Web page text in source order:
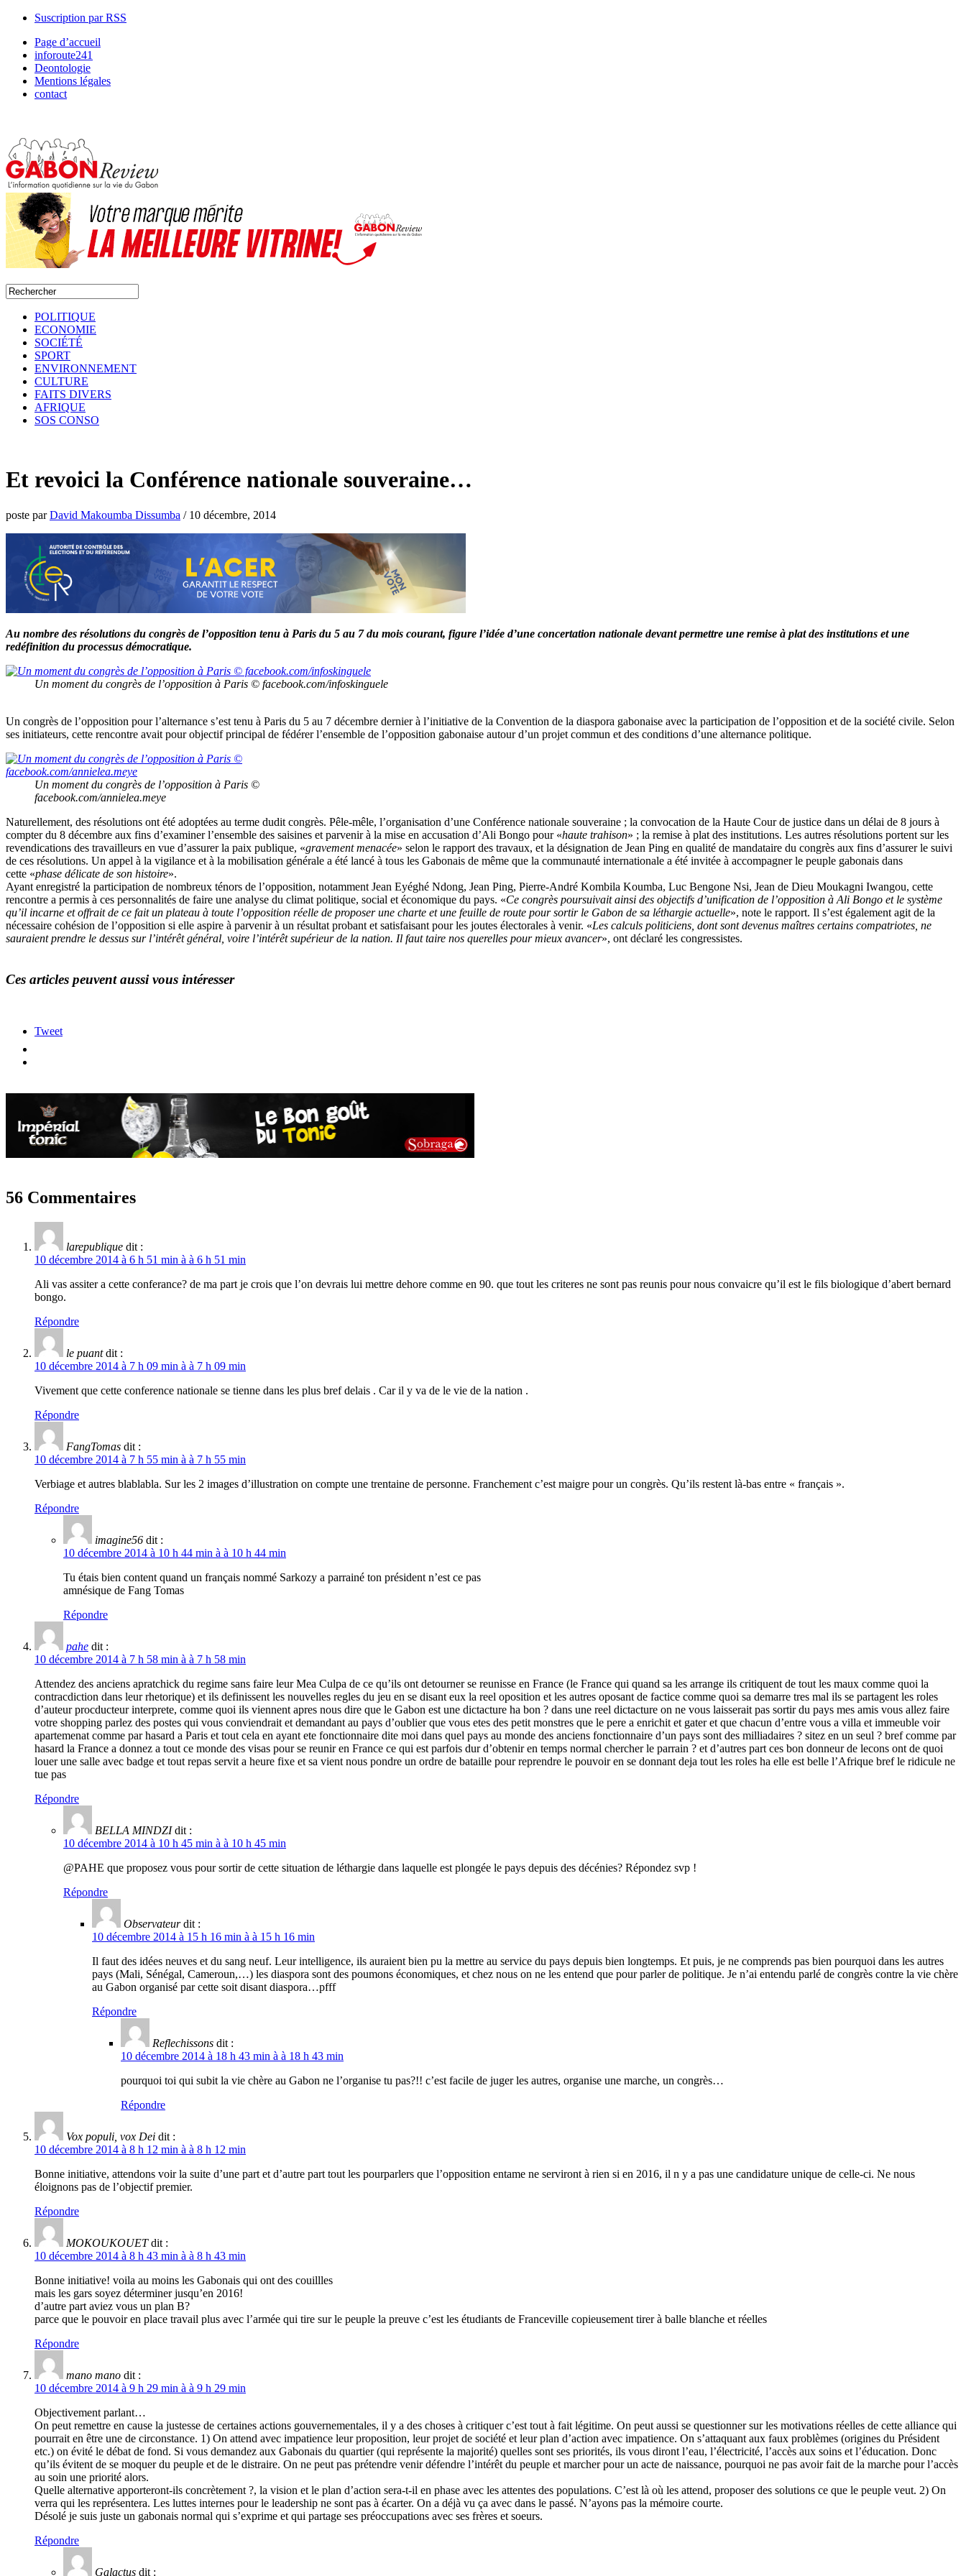
Suscription par RSS
Page d’accueil
inforoute241
Deontologie
Mentions légales
contact
POLITIQUE
ECONOMIE
SOCIÉTÉ
SPORT
ENVIRONNEMENT
CULTURE
FAITS DIVERS
AFRIQUE
SOS CONSO
Et revoici la Conférence nationale souveraine…
poste parDavid Makoumba Dissumba / 10 décembre, 2014
Au nombre des résolutions du congrès de l’opposition tenu à Paris du 5 au 7 du mois courant, figure l’idée d’une concertation nationale devant permettre une remise à plat des institutions et une
redéfinition du processus démocratique.
Un moment du congrès de l’opposition à Paris © facebook.com/infoskinguele
Un congrès de l’opposition pour l’alternance s’est tenu à Paris du 5 au 7 décembre dernier à l’initiative de la Convention de la diaspora gabonaise avec la participation de l’opposition et de la société civile. Selon
ses initiateurs, cette rencontre avait pour objectif principal de fédérer l’ensemble de l’opposition gabonaise autour d’un projet commun et des conditions d’une alternance politique.
Un moment du congrès de l’opposition à Paris ©
facebook.com/annielea.meye
Naturellement, des résolutions ont été adoptées au terme dudit congrès. Pêle-mêle, l’organisation d’une Conférence nationale souveraine ; la convocation de la Haute Cour de justice dans un délai de 8 jours à
compter du 8 décembre aux fins d’examiner l’ensemble des saisines et parvenir à la mise en accusation d’Ali Bongo pour «haute trahison» ; la remise à plat des institutions. Les autres résolutions portent sur les
revendications des travailleurs en vue d’assurer la paix publique, «gravement menacée» selon le rapport des travaux, et la désignation de Jean Ping en qualité de mandataire du congrès aux fins d’assurer le suivi
de ces résolutions. Un appel à la vigilance et à la mobilisation générale a été lancé à tous les Gabonais de même que la communauté internationale a été invitée à accompagner le peuple gabonais dans
cette «phase délicate de son histoire».
Ayant enregistré la participation de nombreux ténors de l’opposition, notamment Jean Eyéghé Ndong, Jean Ping, Pierre-André Kombila Koumba, Luc Bengone Nsi, Jean de Dieu Moukagni Iwangou, cette
rencontre a permis à ces personnalités de faire une analyse du climat politique, social et économique du pays. «Ce congrès poursuivait ainsi des objectifs d’unification de l’opposition à Ali Bongo et le système
qu’il incarne et offrait de ce fait un plateau à toute l’opposition réelle de proposer une charte et une feuille de route pour sortir le Gabon de sa léthargie actuelle», note le rapport. Il s’est également agit de la
nécessaire cohésion de l’opposition si elle aspire à parvenir à un résultat probant et satisfaisant pour les joutes électorales à venir. «Les calculs politiciens, dont sont devenus maîtres certains compatriotes, ne
sauraient prendre le dessus sur l’intérêt général, voire l’intérêt supérieur de la nation. Il faut taire nos querelles pour mieux avancer», ont déclaré les congressistes.
Ces articles peuvent aussi vous intéresser
Tweet
56 Commentaires
larepublique dit :
10 décembre 2014 à 6 h 51 min à à 6 h 51 min
Ali vas assiter a cette conferance? de ma part je crois que l’on devrais lui mettre dehore comme en 90. que tout les criteres ne sont pas reunis pour nous convaicre qu’il est le fils biologique d’abert bernard
bongo.
Répondre
le puant dit :
10 décembre 2014 à 7 h 09 min à à 7 h 09 min
Vivement que cette conference nationale se tienne dans les plus bref delais . Car il y va de le vie de la nation .
Répondre
FangTomas dit :
10 décembre 2014 à 7 h 55 min à à 7 h 55 min
Verbiage et autres blablabla. Sur les 2 images d’illustration on compte une trentaine de personne. Franchement c’est maigre pour un congrès. Qu’ils restent là-bas entre « français ».
Répondre
imagine56 dit :
10 décembre 2014 à 10 h 44 min à à 10 h 44 min
Tu étais bien content quand un français nommé Sarkozy a parrainé ton président n’est ce pas
amnésique de Fang Tomas
Répondre
pahe dit :
10 décembre 2014 à 7 h 58 min à à 7 h 58 min
Attendez des anciens apratchick du regime sans faire leur Mea Culpa de ce qu’ils ont detourner se reunisse en France (le France qui quand sa les arrange ils critiquent de tout les maux comme quoi la
contracdiction dans leur rhetorique) et ils definissent les nouvelles regles du jeu en se disant eux la reel oposition et les autres oposant de factice comme quoi sa demarre tres mal ils se partagent les roles
d’auteur procducteur interprete, comme quoi ils viennent apres nous dire que le Gabon est une dictacture ha bon ? dans une reel dictacture on ne vous laisserait pas sortir du pays mes amis vous allez faire
votre shopping parlez des postes qui vous conviendrait et demandant au pays d’oublier que vous etes des petit monstres que le pere a enrichit et gater et que chacun d’entre vous a villa et immeuble voir
apartemenat comme par hasard a Paris et tout cela en ayant ete fonctionnaire dite moi dans quel pays au monde des anciens fonctionnaire d’un pays sont des milliadaires ? sitez en un seul ? bref comme par
hasard la France a donnez a tout ce monde des visas pour se reunir en France ce qui est parfois dur d’obtenir en temps normal chercher le parrain ? et d’autres part ces bon donneur de lecons ont de quoi
louer une salle avec badge et tout repas servit a heure fixe et sa vient nous pondre un ordre de bataille pour reprendre le pouvoir en se donnant deja tout les roles ha elle est belle l’Afrique bref le ridicule ne
tue pas
Répondre
BELLA MINDZI dit :
10 décembre 2014 à 10 h 45 min à à 10 h 45 min
@PAHE que proposez vous pour sortir de cette situation de léthargie dans laquelle est plongée le pays depuis des décénies? Répondez svp !
Répondre
Observateur dit :
10 décembre 2014 à 15 h 16 min à à 15 h 16 min
Il faut des idées neuves et du sang neuf. Leur intelligence, ils auraient bien pu la mettre au service du pays depuis bien longtemps. Et puis, je ne comprends pas bien pourquoi dans les autres
pays (Mali, Sénégal, Cameroun,…) les diaspora sont des poumons économiques, et chez nous on ne les entend que pour parler de politique. Je n’ai entendu parlé de congrès contre la vie chère
au Gabon organisé par cette soit disant diaspora…pfff
Répondre
Reflechissons dit :
10 décembre 2014 à 18 h 43 min à à 18 h 43 min
pourquoi toi qui subit la vie chère au Gabon ne l’organise tu pas?!! c’est facile de juger les autres, organise une marche, un congrès…
Répondre
Vox populi, vox Dei dit :
10 décembre 2014 à 8 h 12 min à à 8 h 12 min
Bonne initiative, attendons voir la suite d’une part et d’autre part tout les pourparlers que l’opposition entame ne serviront à rien si en 2016, il n y a pas une candidature unique de celle-ci. Ne nous
éloignons pas de l’objectif premier.
Répondre
MOKOUKOUET dit :
10 décembre 2014 à 8 h 43 min à à 8 h 43 min
Bonne initiative! voila au moins les Gabonais qui ont des couillles
mais les gars soyez déterminer jusqu’en 2016!
d’autre part aviez vous un plan B?
parce que le pouvoir en place travail plus avec l’armée qui tire sur le peuple la preuve c’est les étudiants de Franceville copieusement tirer à balle blanche et réelles
Répondre
mano mano dit :
10 décembre 2014 à 9 h 29 min à à 9 h 29 min
Objectivement parlant…
On peut remettre en cause la justesse de certaines actions gouvernementales, il y a des choses à critiquer c’est tout à fait légitime. On peut aussi se questionner sur les motivations réelles de cette alliance qui
pourrait en être une de circonstance. 1) On attend avec impatience leur proposition, leur projet de société et leur plan d’action avec impatience. On s’attaquant aux faux problèmes (origines du Président
etc.) on évité le débat de fond. Si vous demandez aux Gabonais du quartier (qui représente la majorité) quelles sont ses priorités, ils vous diront l’eau, l’électricité, l’accès aux soins et l’éducation. Donc
qu’ils évitent de se moquer du peuple et de le distraire. On ne peut pas prétendre venir défendre l’intérêt du peuple et marcher pour un acte de naissance, pourquoi ne pas avoir fait de la marche pour l’accès
au soin une priorité alors.
Quelle alternative apporteront-ils concrètement ?, la vision et le plan d’action sera-t-il en phase avec les attentes des populations. C’est là où les attend, proposer des solutions ce que le peuple veut. 2) On
verra qui les représentera. Les luttes internes pour le leadership ne sont pas à écarter. On a déjà vu ça avec dans le passé. N’ayons pas la mémoire courte.
Désolé je suis juste un gabonais normal qui s’exprime et qui partage ses préoccupations avec ses frères et soeurs.
Répondre
Galactus dit :